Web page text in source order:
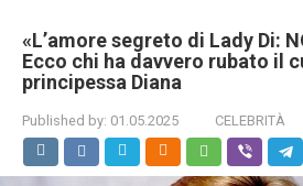
«L’amore segreto di Lady Di:
Ecco chi ha davvero rubato il
principessa Diana
Published by: 01.05.2025 CELEBRITÀ